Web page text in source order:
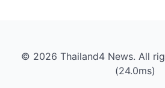
© 2026 Thailand4 News. All
(24.0ms)